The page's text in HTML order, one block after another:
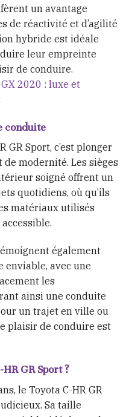
un avantage
de réactivité et d’agilité
hybride est idéale
leur empreinte
de conduire.
2020 : luxe et
conduite
GR Sport, c’est plonger
modernité. Les sièges
soigné offrent un
quotidiens, où qu’ils
matériaux utilisés
également
enviable, avec une
les
ainsi une conduite
un trajet en ville ou
plaisir de conduire est
GR Sport ?
le Toyota C-HR GR
Sa taille